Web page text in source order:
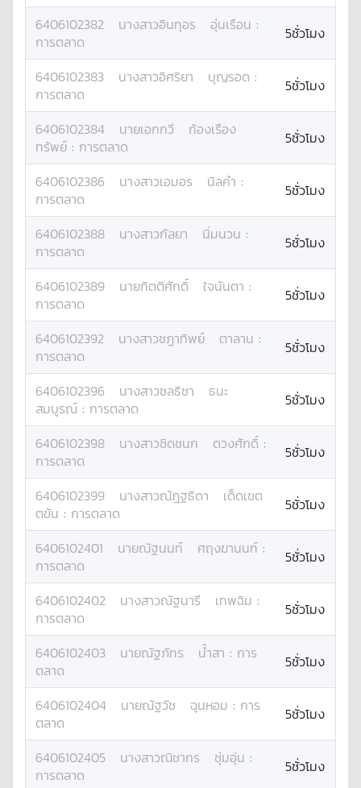
6406102382 นางสาวอินทุอร อุ่นเรือน :
การตลาด
5ชั่วโมง
6406102383 นางสาวอิศริยา บุญรอด :
การตลาด
5ชั่วโมง
6406102384 นายเอกกวี
ก้องเรือง
ทรัพย์ : การตลาด 5ชั่วโมง
6406102386 นางสาวเอมอร นิลคำ :
การตลาด
5ชั่วโมง
6406102388 นางสาวกัลยา นิ่มนวน :
การตลาด
5ชั่วโมง
6406102389 นายกิตติศักดิ์ ใจนันตา :
การตลาด
5ชั่วโมง
6406102392 นางสาวชฎาทิพย์ ตาลาน :
การตลาด
5ชั่วโมง
6406102396 นางสาวชลธิชา
ธนะ
สมบูรณ์ : การตลาด 5ชั่วโมง
6406102398 นางสาวชิดชนก ดวงศักดิ์ :
การตลาด
5ชั่วโมง
6406102399 นางสาวณัฎฐธิดา
เด็ดเขต
ตขัน : การตลาด 5ชั่วโมง
6406102401 นายณัฐนนท์ ศฤงฆานนท์ :
การตลาด
5ชั่วโมง
6406102402 นางสาวณัฐนารี เทพฉิม :
การตลาด
5ชั่วโมง
6406102403 นายณัฐภัทร น้ำสา : การ
ตลาด
5ชั่วโมง
6406102404 นายณัฐวัช ฉุนหอม : การ
ตลาด
5ชั่วโมง
6406102405 นางสาวณิชากร ชุ่มอุ่น :
การตลาด
5ชั่วโมง